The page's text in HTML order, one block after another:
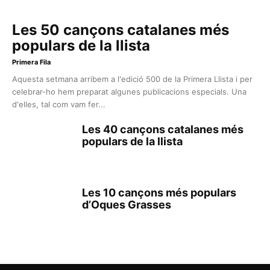
Les 50 cançons catalanes més
populars de la llista
Primera Fila
Aquesta setmana arribem a l'edició 500 de la Primera Llista i per
celebrar-ho hem preparat algunes publicacions especials. Una
d'elles, tal com vam fer...
Les 40 cançons catalanes més
populars de la llista
Les 10 cançons més populars
d’Oques Grasses